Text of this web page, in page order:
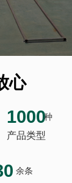
心
1000种
产品类型
余条